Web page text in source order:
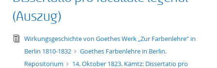
(Auszug)
text/tg.edition+tg.aggregation+xml
Wirkungsgeschichte von Goethes Werk „Zur Farbenlehre“ in
Berlin 1810-1832
Goethes Farbenlehre in Berlin.
Repositorium
14. Oktober 1823. Kämtz: Dissertatio pro